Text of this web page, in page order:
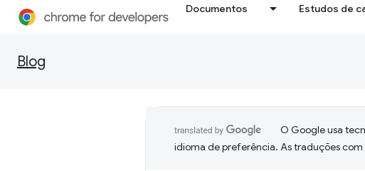
Documentos Estudos de
Blog
O Google usa
idioma de preferência. As traduções com